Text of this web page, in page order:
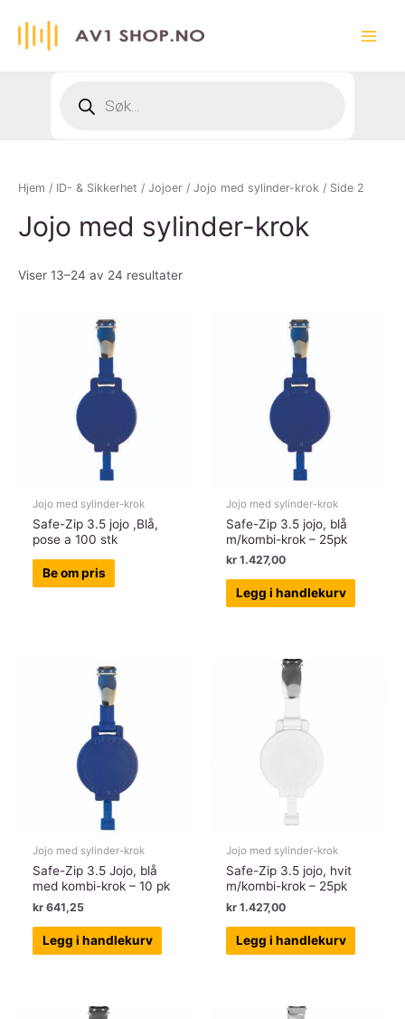
search
Hjem / ID- & Sikkerhet / Jojoer / Jojo med sylinder-krok / Side 2
Jojo med sylinder-krok
Viser 13–24 av 24 resultater
Jojo med sylinder-krok
Safe-Zip 3.5 jojo ,Blå,
pose a 100 stk
Be om pris
Jojo med sylinder-krok
Safe-Zip 3.5 jojo, blå
m/kombi-krok – 25pk
kr 1.427,00
Legg i handlekurv
Jojo med sylinder-krok
Safe-Zip 3.5 Jojo, blå
med kombi-krok – 10 pk
kr 641,25
Legg i handlekurv
Jojo med sylinder-krok
Safe-Zip 3.5 jojo, hvit
m/kombi-krok – 25pk
kr 1.427,00
Legg i handlekurv